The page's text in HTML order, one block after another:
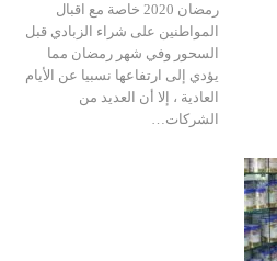
رمضان 2020 خاصة مع اقبال
المواطنين على شراء الزبادي قبل
السحور وفي شهر رمضان مما
يؤدي إلى ارتفاعها نسبيا عن الأيام
العادية ، إلا أن العديد من
الشركات…